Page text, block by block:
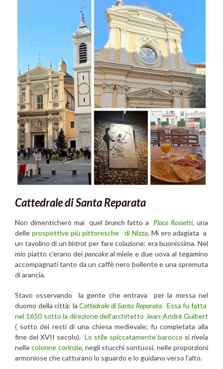
Cattedrale di Santa Reparata
Non dimenticherò mai quelbrunch fatto a Place Rossetti, una
delle prospettive più pittoresche di Nizza. Mi ero adagiata a
un tavolino di unbistrotper fare colazione: era buonissima. Nel
mio piatto c’erano dei pancakeal miele e due uova al tegamino
accompagnati tanto da un caffè nero bollente e una spremuta
di arancia.
Stavo osservando la gente che entrava per la messa nel
duomo della città: laCattedrale di Santa Reparata. Essa fu fatta
nel 1650 sotto la direzione dell’architetto Jean-André Guibert
( sotto dei resti di una chiesa medievale; fu completata alla
fine del XVII secolo). Lo stile spiccatamente barocco si rivela
nellecolonne corinzie, negli stucchi sontuosi, nelle proporzioni
armoniose che catturano lo sguardo e lo guidano verso l’alto.